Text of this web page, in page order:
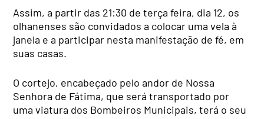
Assim, a partir das 21:30 de terça feira, dia 12, os
olhanenses são convidados a colocar uma vela à
janela e a participar nesta manifestação de fé, em
suas casas.
O cortejo, encabeçado pelo andor de Nossa
Senhora de Fátima, que será transportado por
uma viatura dos Bombeiros Municipais, terá o seu